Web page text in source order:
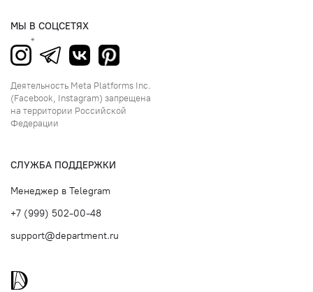
МЫ В СОЦСЕТЯХ
Деятельность Meta Platforms Inc.
(Facebook, Instagram) запрещена
на территории Российской
Федерации
СЛУЖБА ПОДДЕРЖКИ
Менеджер в Telegram
+7 (999) 502-00-48
support@department.ru